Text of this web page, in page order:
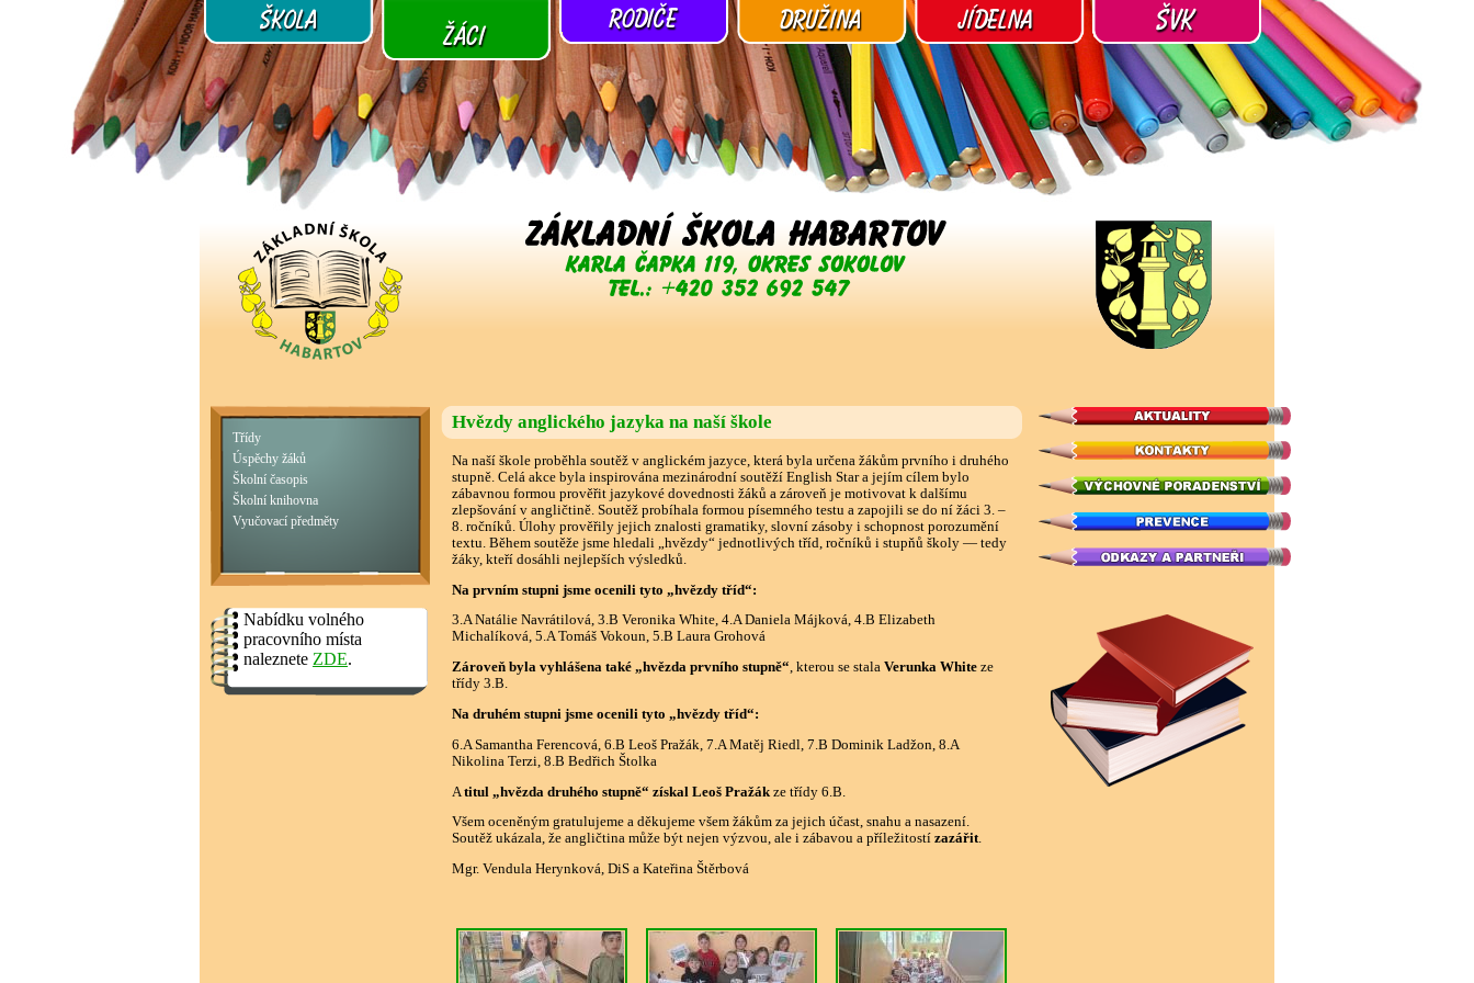
Třídy
Úspěchy žáků
Školní časopis
Školní knihovna
Vyučovací předměty
Nabídku volného
pracovního místa
naleznete ZDE.
Hvězdy anglického jazyka na naší škole
Na naší škole proběhla soutěž v anglickém jazyce, která byla určena žákům prvního i druhého
stupně. Celá akce byla inspirována mezinárodní soutěží English Star a jejím cílem bylo
zábavnou formou prověřit jazykové dovednosti žáků a zároveň je motivovat k dalšímu
zlepšování v angličtině. Soutěž probíhala formou písemného testu a zapojili se do ní žáci 3. –
8. ročníků. Úlohy prověřily jejich znalosti gramatiky, slovní zásoby i schopnost porozumění
textu. Během soutěže jsme hledali „hvězdy“ jednotlivých tříd, ročníků i stupňů školy — tedy
žáky, kteří dosáhli nejlepších výsledků.
Na prvním stupni jsme ocenili tyto „hvězdy tříd“:
3.A Natálie Navrátilová, 3.B Veronika White, 4.A Daniela Májková, 4.B Elizabeth
Michalíková, 5.A Tomáš Vokoun, 5.B Laura Grohová
Zároveň byla vyhlášena také „hvězda prvního stupně“, kterou se stala Verunka White ze
třídy 3.B.
Na druhém stupni jsme ocenili tyto „hvězdy tříd“:
6.A Samantha Ferencová, 6.B Leoš Pražák, 7.A Matěj Riedl, 7.B Dominik Ladžon, 8.A
Nikolina Terzi, 8.B Bedřich Štolka
A titul „hvězda druhého stupně“ získal Leoš Pražák ze třídy 6.B.
Všem oceněným gratulujeme a děkujeme všem žákům za jejich účast, snahu a nasazení.
Soutěž ukázala, že angličtina může být nejen výzvou, ale i zábavou a příležitostí zazářit.
Mgr. Vendula Herynková, DiS a Kateřina Štěrbová